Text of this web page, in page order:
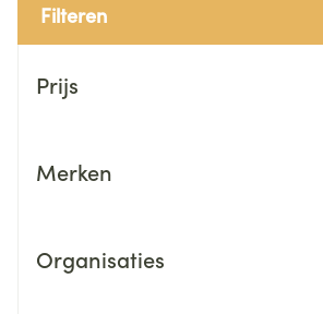
Filteren
Prijs
Merken
Organisaties